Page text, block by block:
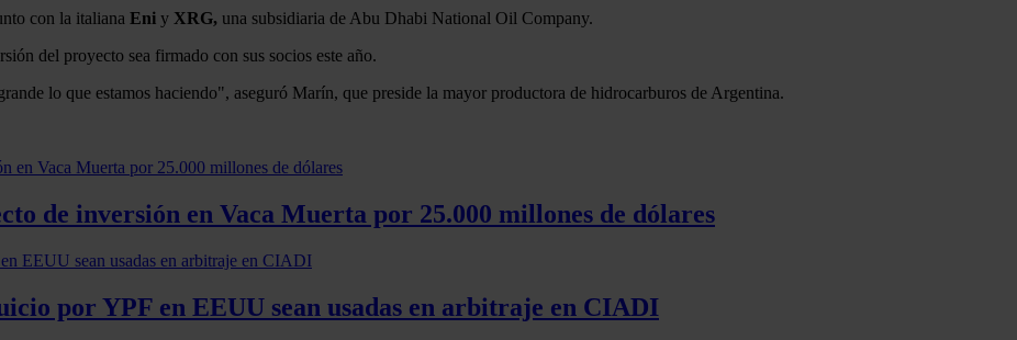
con la italiana Eni y XRG, una subsidiaria de Abu Dhabi National Oil Company.
del proyecto sea firmado con sus socios este año.
lo que estamos haciendo", aseguró Marín, que preside la mayor productora de hidrocarburos de Argentina.
de inversión en Vaca Muerta por 25.000 millones de dólares
por YPF en EEUU sean usadas en arbitraje en CIADI